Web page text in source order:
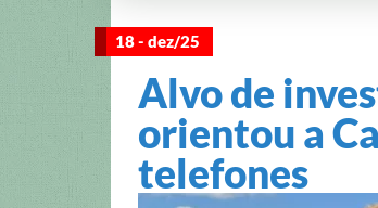
18 - dez/25
Alvo de
orientou a
telefones